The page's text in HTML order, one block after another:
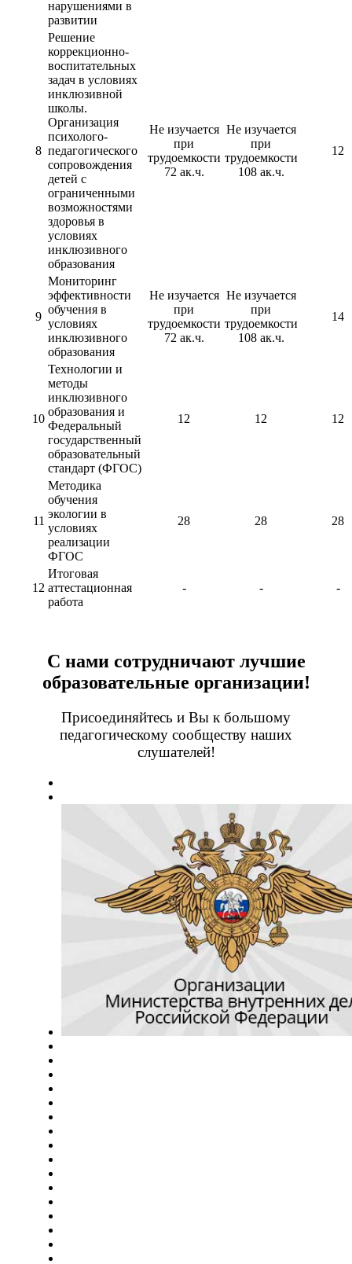
нарушениями в
развитии
8
Решение
коррекционно-
воспитательных
задач в условиях
инклюзивной
школы.
Организация
психолого-
педагогического
сопровождения
детей с
ограниченными
возможностями
здоровья в
условиях
инклюзивного
образования
Не изучается
при
трудоемкости
72 ак.ч.
Не изучается
при
трудоемкости
108 ак.ч.
12
9
Мониторинг
эффективности
обучения в
условиях
инклюзивного
образования
Не изучается
при
трудоемкости
72 ак.ч.
Не изучается
при
трудоемкости
108 ак.ч.
14
10
Технологии и
методы
инклюзивного
образования и
Федеральный
государственный
образовательный
стандарт (ФГОС)
12 12 12
11
Методика
обучения
экологии в
условиях
реализации
ФГОС
28 28 28
12
Итоговая
аттестационная
работа
- - -
С нами сотрудничают лучшие
образовательные организации!
Присоединяйтесь и Вы к большому
педагогическому сообществу наших
слушателей!